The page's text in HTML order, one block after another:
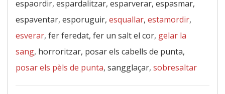
espaordir, espardalitzar, esparverar, espasmar,
espaventar, esporuguir, esquallar, estamordir,
esverar, fer feredat, fer un salt el cor, gelar la
sang, horroritzar, posar els cabells de punta,
posar els pèls de punta, sangglaçar, sobresaltar